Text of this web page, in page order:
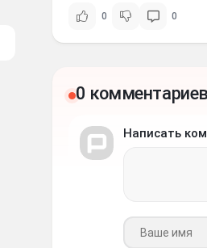
0 0
0 комментариев
Написать
Ваше имя